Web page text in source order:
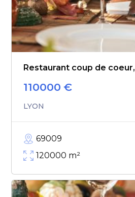
Restaurant coup de coeur,
110000 €
LYON
69009
120000 m²